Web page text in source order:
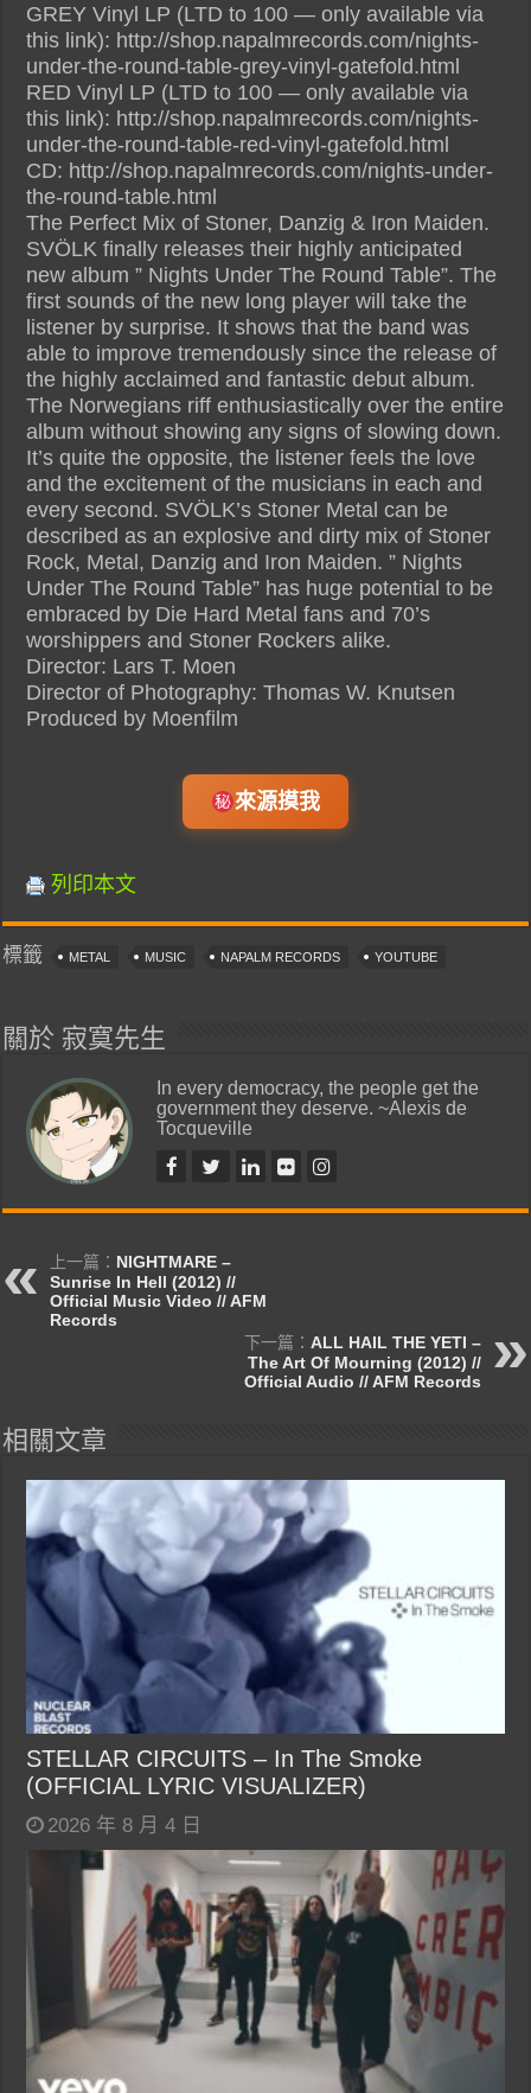
GREY Vinyl LP (LTD to 100 — only available via
this link): http://shop.napalmrecords.com/nights-
under-the-round-table-grey-vinyl-gatefold.html
RED Vinyl LP (LTD to 100 — only available via
this link): http://shop.napalmrecords.com/nights-
under-the-round-table-red-vinyl-gatefold.html
CD: http://shop.napalmrecords.com/nights-under-
the-round-table.html
The Perfect Mix of Stoner, Danzig & Iron Maiden.
SVÖLK finally releases their highly anticipated
new album ” Nights Under The Round Table”. The
first sounds of the new long player will take the
listener by surprise. It shows that the band was
able to improve tremendously since the release of
the highly acclaimed and fantastic debut album.
The Norwegians riff enthusiastically over the entire
album without showing any signs of slowing down.
It’s quite the opposite, the listener feels the love
and the excitement of the musicians in each and
every second. SVÖLK’s Stoner Metal can be
described as an explosive and dirty mix of Stoner
Rock, Metal, Danzig and Iron Maiden. ” Nights
Under The Round Table” has huge potential to be
embraced by Die Hard Metal fans and 70’s
worshippers and Stoner Rockers alike.
Director: Lars T. Moen
Director of Photography: Thomas W. Knutsen
Produced by Moenfilm
來源摸我
列印本文
標籤 METAL MUSIC NAPALM RECORDS YOUTUBE
關於 寂寞先生
In every democracy, the people get the
government they deserve. ~Alexis de
Tocqueville
上一篇： NIGHTMARE –
Sunrise In Hell (2012) //
Official Music Video // AFM
Records
下一篇： ALL HAIL THE YETI –
The Art Of Mourning (2012) //
Official Audio // AFM Records
相關文章
STELLAR CIRCUITS – In The Smoke
(OFFICIAL LYRIC VISUALIZER)
2026 年 8 月 4 日